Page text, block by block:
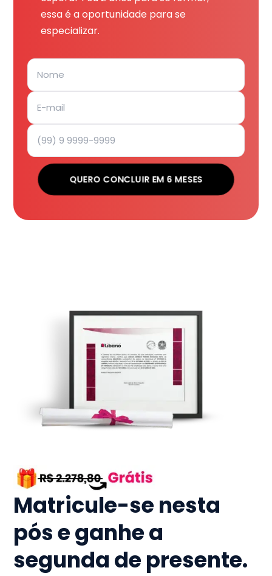
essa é a oportunidade para se
especializar.
QUERO CONCLUIR EM 6 MESES
Matricule-se nesta
pós e ganhe a
segunda de presente.